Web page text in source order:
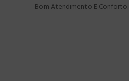
Bom Atendimento E Conforto.